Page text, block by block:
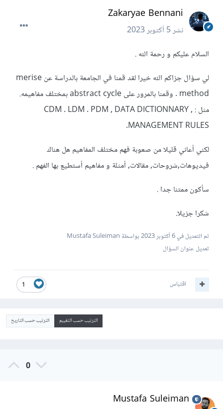
Zakaryae Bennani
نشر5 أكتوبر 2023
السلام عليكم و رحمة الله .
لي سؤال جزاكم الله خيرا لقد قمنا في الجامعة بالدراسة عن merise
method . وقمنا بالمرور على abstract cycle بمختلف مفاهيمه.
مثل : CDM . LDM . PDM , DATA DICTIONNARY ,
MANAGEMENT RULES.
لكني أعاني قليلا من صعوبة فهم مختلف المفاهيم هل هناك
فيديوهات,شروحات, مقالات, أمثلة و مفاهيم أستطيع بها الفهم .
سأكون ممتنا جدا .
شكرا جزيلا.
تم التعديل في6 أكتوبر 2023
بواسطة Mustafa Suleiman
تعديل عنوان السؤال
1 اقتباس
الترتيب حسب التقييم الترتيب حسب التاريخ
0
Mustafa Suleiman